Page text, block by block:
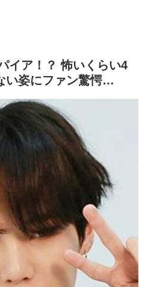
イア！？ 怖いくらい4
い姿にファン驚愕…